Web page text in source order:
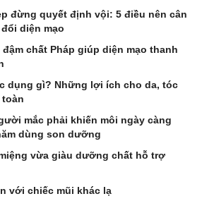
đừng quyết định vội: 5 điều nên cân
diện mạo
chất Pháp giúp diện mạo thanh
dụng gì? Những lợi ích cho da, tóc
mắc phải khiến môi ngày càng
dùng son dưỡng
vừa giàu dưỡng chất hỗ trợ
với chiếc mũi khác lạ